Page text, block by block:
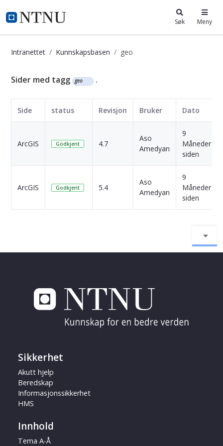
i.ntnu.no Søk Meny
Intranettet Kunnskapsbasen geo
Kunnskapsbasen
Sider med tagg geo .
Side status Revisjon Bruker Dato
ArcGIS Godkjent 4.7
Aso
Amedyan
9
Måneder
siden
ArcGIS Godkjent 5.4
Aso
Amedyan
9
Måneder
siden
Sikkerhet
Akutt hjelp
Beredskap
Informasjonssikkerhet
HMS
Innhold
Tema A-Å